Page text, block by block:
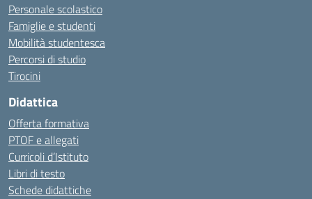
Personale scolastico
Famiglie e studenti
Mobilità studentesca
Percorsi di studio
Tirocini
Didattica
Offerta formativa
PTOF e allegati
Curricoli d’Istituto
Libri di testo
Schede didattiche